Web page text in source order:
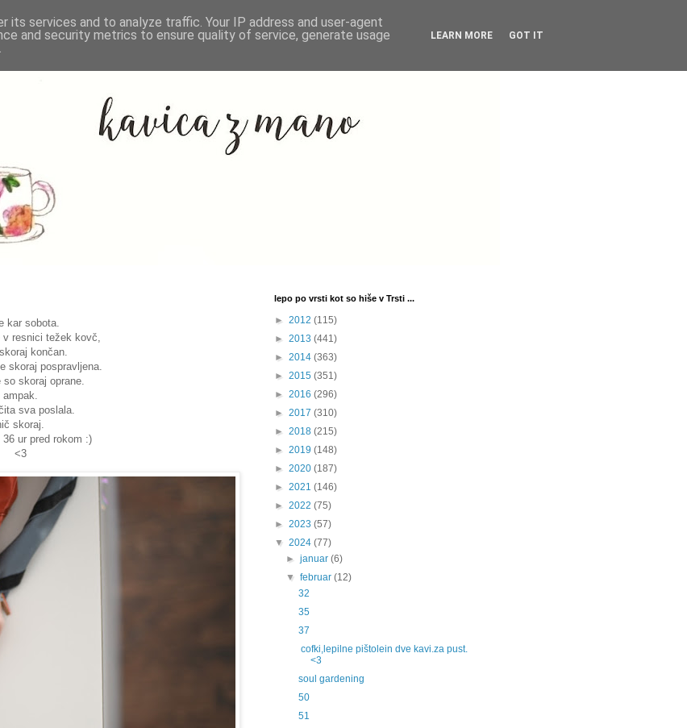
kar sobota.
v resnici težek kovč,
končan.
skoraj pospravljena.
so skoraj oprane.
ampak.
sva poslala.
skoraj.
ur pred rokom :)
<3
lepo po vrsti kot so hiše v Trsti ...
► 2012 (115)
► 2013 (441)
► 2014 (363)
► 2015 (351)
► 2016 (296)
► 2017 (310)
► 2018 (215)
► 2019 (148)
► 2020 (187)
► 2021 (146)
► 2022 (75)
► 2023 (57)
▼ 2024 (77)
►januar(6)
▼februar(12)
32
35
37
cofki,lepilne pištolein dve kavi.za pust.
<3
soul gardening
50
51
its services and to analyze traffic. Your IP address and user-agent
and security metrics to ensure quality of service, generate usage
LEARN MORE GOT IT